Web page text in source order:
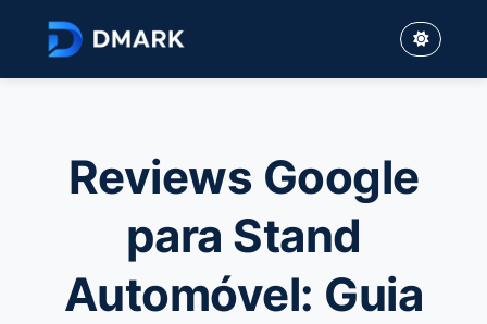
Reviews Google
para Stand
Automóvel: Guia